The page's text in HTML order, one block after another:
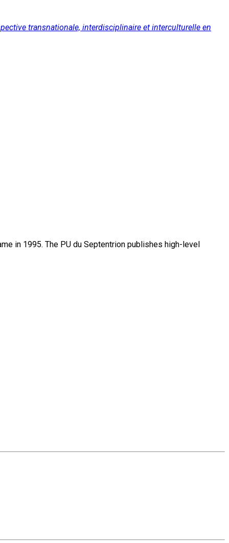
transnationale, interdisciplinaire et interculturelle en
in 1995. The PU du Septentrion publishes high-level